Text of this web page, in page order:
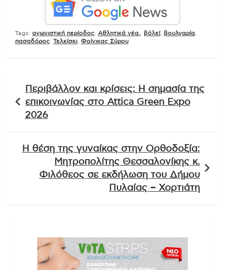
Tags: αγωνιστική περίοδος Αθλητικά νέα. βόλεϊ, βουλγαρία
πασαδόρος Τελκίσκι Φοίνικας Σύρου
άρθρων
Περιβάλλον και κρίσεις: Η σημασία της
επικοινωνίας στο Attica Green Expo
2026
Η θέση της γυναίκας στην Ορθοδοξία:
Μητροπολίτης Θεσσαλονίκης κ.
Φιλόθεος σε εκδήλωση του Δήμου
Πυλαίας – Χορτιάτη